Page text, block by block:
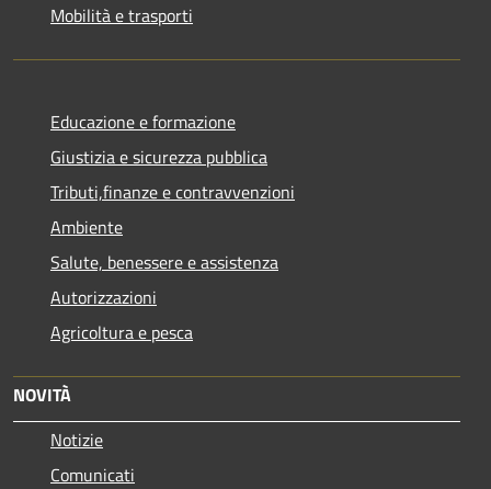
Mobilità e trasporti
Educazione e formazione
Giustizia e sicurezza pubblica
Tributi,finanze e contravvenzioni
Ambiente
Salute, benessere e assistenza
Autorizzazioni
Agricoltura e pesca
NOVITÀ
Notizie
Comunicati